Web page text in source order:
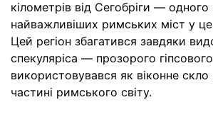
кілометрів від Сегобріги — одного
найважливіших римських міст у
Цей регіон збагатився завдяки
спекуляріса — прозорого
використовувався як віконне скло
частині римського світу.